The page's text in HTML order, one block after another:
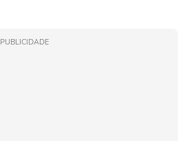
PUBLICIDADE